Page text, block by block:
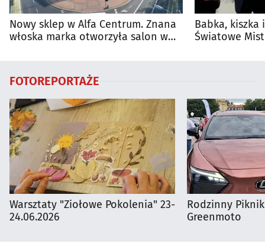
Nowy sklep w Alfa Centrum. Znana
włoska marka otworzyła salon w
Babka, kiszka
Światowe
FOTOREPORTAŻE
Warsztaty "Ziołowe Pokolenia" 23-
24.06.2026
Rodzinny
Greenmoto